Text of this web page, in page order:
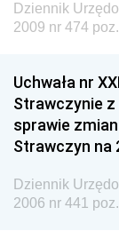
Dziennik
Dziennik
Dziennik
Dziennik
Dziennik
Dziennik
2009 nr 474
Uchwała nr
Strawczynie z
sprawie
Strawczyn na
Dziennik
2006 nr 441